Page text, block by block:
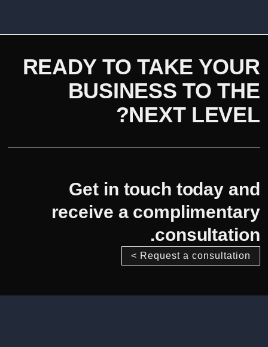
READY TO TAKE YOUR
BUSINESS TO THE
NEXT LEVEL?
Get in touch today and
receive a complimentary
consultation.
Request a consultation >